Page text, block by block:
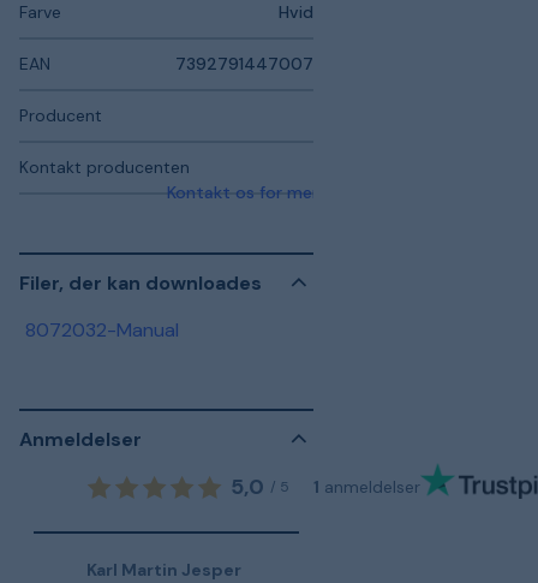
Farve Hvid
EAN 7392791447007
Producent
Kontakt producenten
Kontakt os for mere information
Filer, der kan downloades
8072032-Manual
Anmeldelser
5,0 / 5 1 anmeldelser
Karl Martin Jesper